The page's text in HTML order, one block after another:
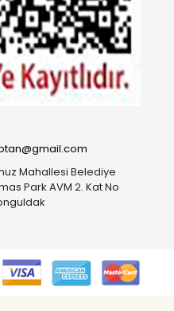
Mahallesi Belediye
Park AVM 2. Kat No